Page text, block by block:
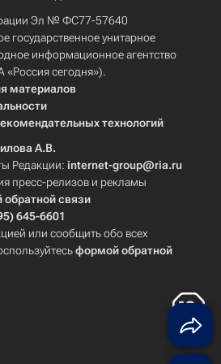
Эл № ФС77-57640
государственное унитарное
информационное агентство
сегодня»).
материалов
технологий
А.В.
Редакции: internet-group@ria.ru
пресс-релизов и рекламы
связи
645-6601
или сообщить обо всех
формой обратной